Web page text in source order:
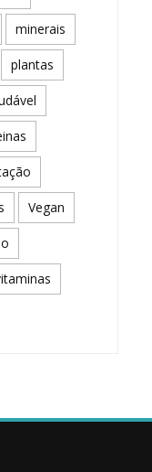
minerais
plantas
Vegan